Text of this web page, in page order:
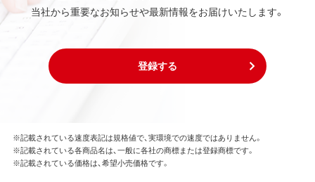
当社から重要なお知らせや最新情報をお届けいたします。
登録する
※記載されている速度表記は規格値で、実環境での速度ではありません。
※記載されている各商品名は、一般に各社の商標または登録商標です。
※記載されている価格は、希望小売価格です。